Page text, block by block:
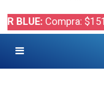
Compra: $1510 -